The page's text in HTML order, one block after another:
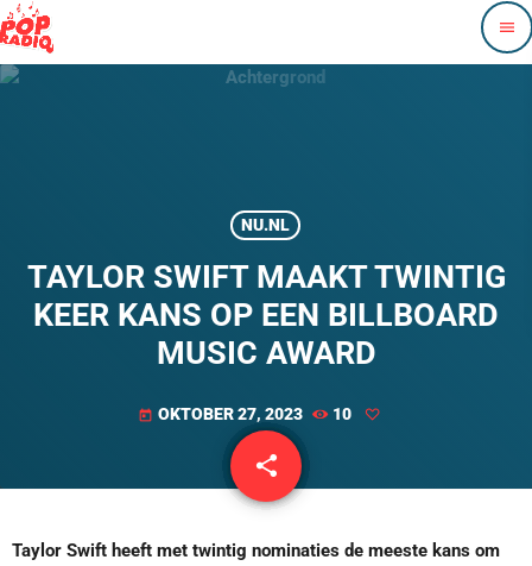
menu
NU.NL
TAYLOR SWIFT MAAKT TWINTIG
KEER KANS OP EEN BILLBOARD
MUSIC AWARD
today OKTOBER 27, 2023 10
share
email
Taylor Swift heeft met twintig nominaties de meeste kans om